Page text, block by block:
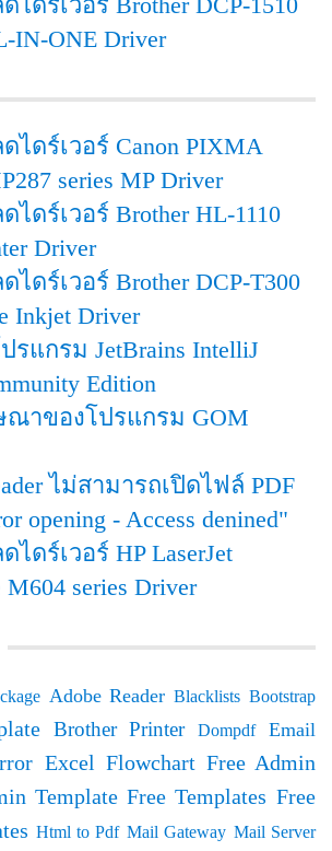
IN-ONE Driver
ไดร์เวอร์ Canon PIXMA
series MP Driver
ไดร์เวอร์ Brother HL-1110
Driver
ไดร์เวอร์ Brother DCP-T300
Inkjet Driver
รแกรม JetBrains IntelliJ
Edition
าของโปรแกรม GOM
ไม่สามารถเปิดไฟล์ PDF
opening - Access denined"
ไดร์เวอร์ HP LaserJet
M604 series Driver
Adobe Reader Blacklists Bootstrap
Brother Printer Dompdf Email
Excel Flowchart Free Admin
Template Free Templates Free
Html to Pdf Mail Gateway Mail Server